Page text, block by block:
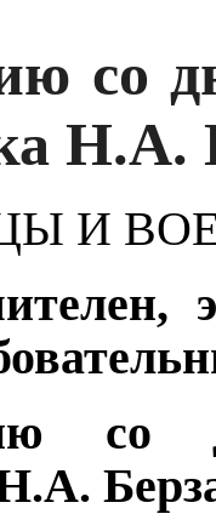
со
Н.А.
И
со